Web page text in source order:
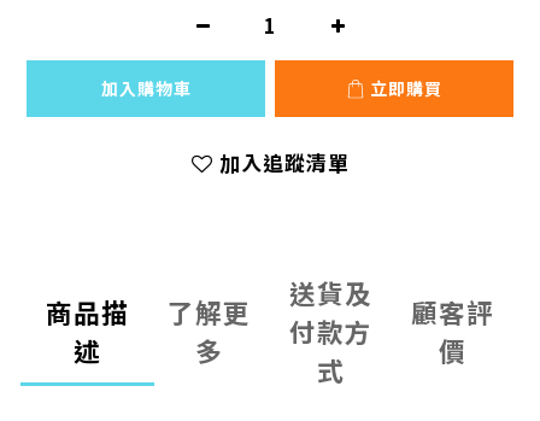
加入購物車 立即購買
加入追蹤清單
商品描
述
了解更
多
送貨及
付款方
式
顧客評
價